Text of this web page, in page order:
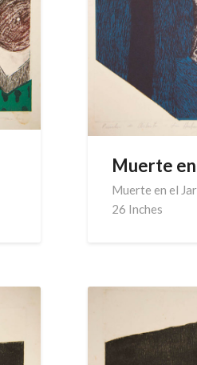
Muerte
Muerte en el
26 Inches